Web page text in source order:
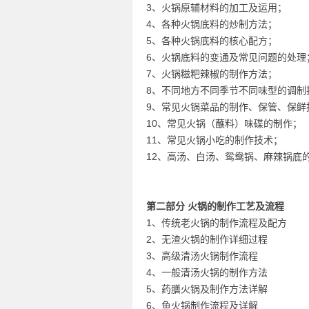
3、火锅原辅材料的加工及运用；
4、各种火锅底料的炒制方法；
5、各种火锅底料的核心配方；
6、火锅底料的变通及常见问题的处理
7、火锅糍粑辣椒的制作方法；
8、不同地方不同季节不同味型的调制
9、常见火锅菜品的制作、保管、保鲜
10、常见火锅（蘸料）味碟的制作；
11、常见火锅小吃的制作技术；
12、高汤、白汤、鸳鸯锅、麻辣锅底
第二部分 火锅的制作工艺及流程
1、传统老火锅的制作流程及配方
2、无渣火锅的制作详细过程
3、高级清汤火锅制作流程
4、一般清汤火锅的制作方法
5、药膳火锅及制作方法详解
6、鱼火锅制作流程及详解